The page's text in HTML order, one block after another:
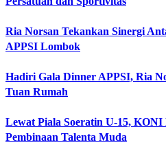
Ria Norsan Tekankan Sinergi
APPSI Lombok
Hadiri Gala Dinner APPSI, Ria
Tuan Rumah
Lewat Piala Soeratin U-15,
Pembinaan Talenta Muda